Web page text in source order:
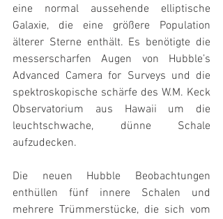
eine normal aussehende elliptische
Galaxie, die eine größere Population
älterer Sterne enthält. Es benötigte die
messerscharfen Augen von Hubble’s
Advanced Camera for Surveys und die
spektroskopische schärfe des W.M. Keck
Observatorium aus Hawaii um die
leuchtschwache, dünne Schale
aufzudecken.
Die neuen Hubble Beobachtungen
enthüllen fünf innere Schalen und
mehrere Trümmerstücke, die sich vom